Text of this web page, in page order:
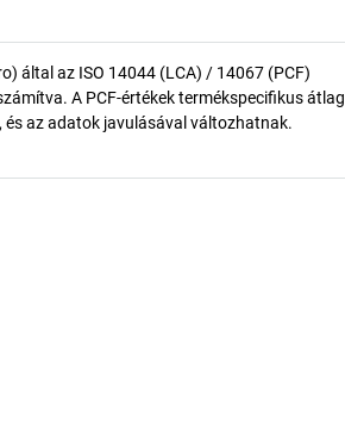
által az ISO 14044 (LCA) / 14067 (PCF)
A PCF-értékek termékspecifikus
az adatok javulásával változhatnak.